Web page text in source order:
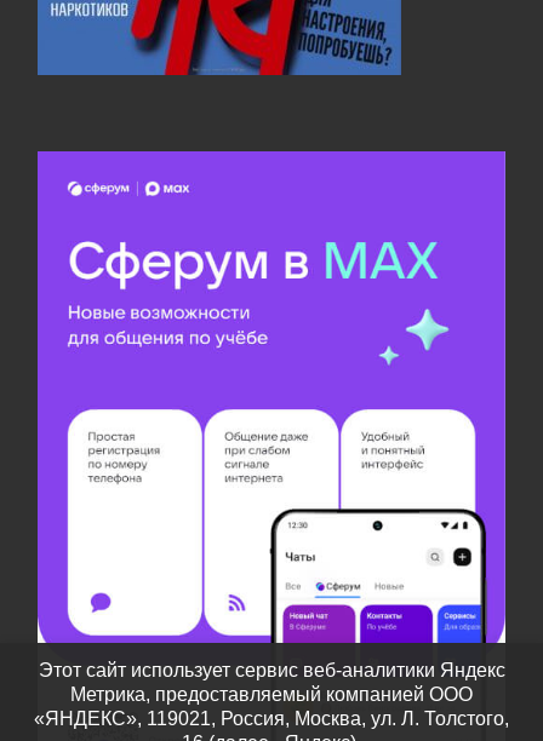
Этот сайт использует сервис веб-аналитики Яндекс
Метрика, предоставляемый компанией ООО
«ЯНДЕКС», 119021, Россия, Москва, ул. Л. Толстого,